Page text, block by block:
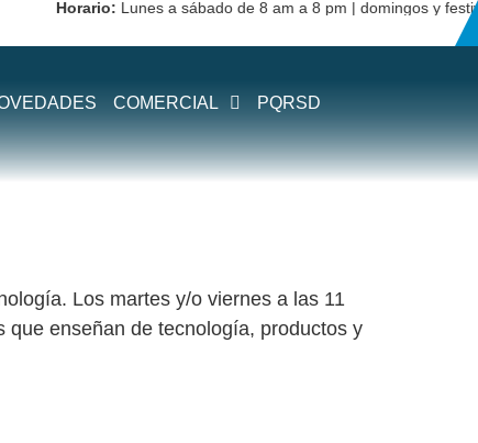
Horario:Lunes a sábado de 8 am a 8 pm | domingos y
COMERCIAL PQRSD
Los martes y/o viernes a las 11
enseñan de tecnología, productos y